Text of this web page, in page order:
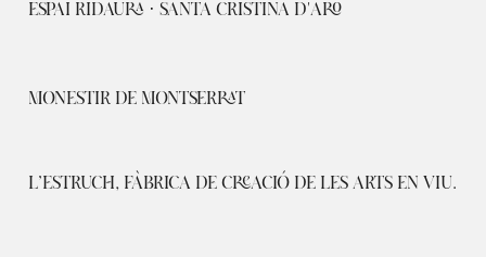
ESPAI RIDAURA · SANTA CRISTINA D'ARO
MONESTIR DE MONTSERRAT
L’ESTRUCH, FÀBRICA DE CREACIÓ DE LES ARTS EN VIU.